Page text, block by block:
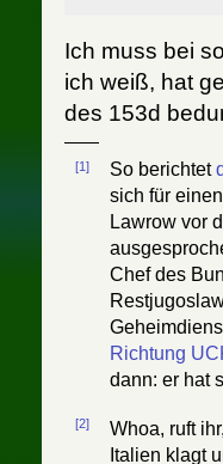
Ich muss bei
ich weiß, hat
des 153d
[1] So berichtet
sich für
Lawrow vor
Chef des
Richtung
dann: er hat
[2]
Whoa, ruft
Italien klagt